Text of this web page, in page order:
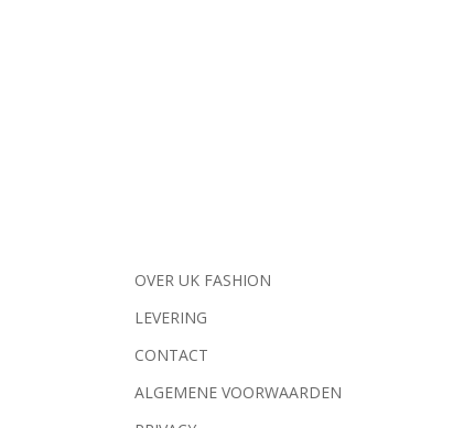
OVER UK FASHION
LEVERING
CONTACT
ALGEMENE VOORWAARDEN